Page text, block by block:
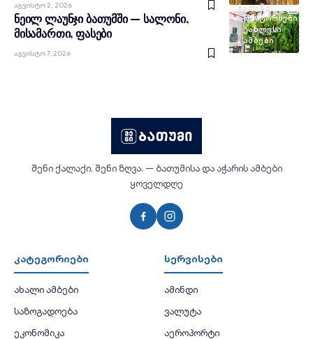
Აგვისტო 2, 2026
ᲑᲐᲗᲣᲛᲘ
ᲠᲔᲡᲢᲝᲠᲜᲔᲑᲘ
ᲣᲐᲮᲚᲔᲡᲘ
ᲐᲛᲑᲔᲑᲘ
ნეილ ლაუნჯი ბათუმში — სალონი,
მისამართი, ფასები
Აგვისტო 7, 2026
შენი ქალაქი. შენი ზღვა. — ბათუმისა და აჭარის ამბები
ყოველდღე
კატეგორიები
ახალი ამბები
საზოგადოება
ეკონომიკა
სერვისები
ამინდი
ვალუტა
აეროპორტი